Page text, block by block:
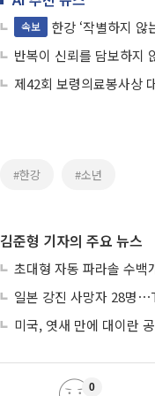
속보
한강 ‘작별하지 않
반복이 신뢰를 담보하지
제42회 보령의료봉사상
#한강 #소년
김준형 기자의 주요 뉴스
초대형 자동 파라솔 수
일본 강진 사망자 28명
미국, 엿새 만에 대이란
0